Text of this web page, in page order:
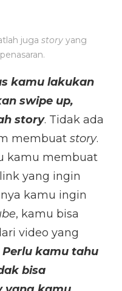
juga story yang
kamu lakukan
swipe up,
story. Tidak ada
membuat story.
kamu membuat
yang ingin
kamu ingin
, kamu bisa
video yang
Perlu kamu tahu
bisa